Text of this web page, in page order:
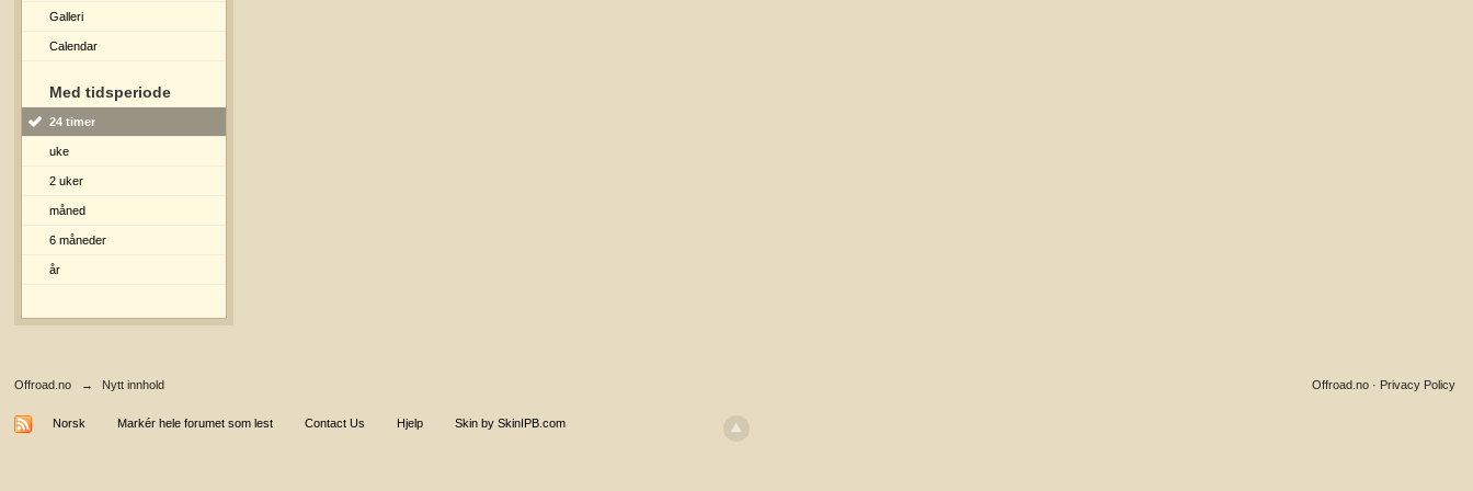
Galleri
Calendar
Med tidsperiode
24 timer
uke
2 uker
måned
6 måneder
år
Offroad.no → Nytt innhold Privacy Policy
Offroad.no ·
Norsk Markér hele forumet som lest Contact Us Hjelp Skin by SkinIPB.com